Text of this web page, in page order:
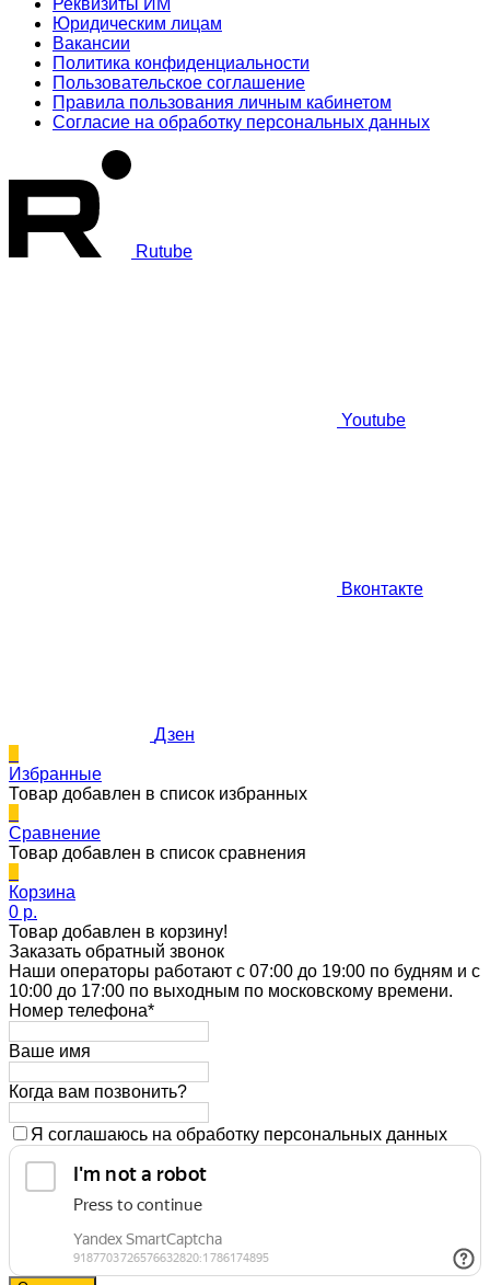
Юридическим лицам
Вакансии
Политика конфиденциальности
Пользовательское соглашение
Правила пользования личным кабинетом
Согласие на обработку персональных данных
Rutube
Youtube
Вконтакте
Дзен
Избранные
Товар добавлен в список избранных
Сравнение
Товар добавлен в список сравнения
Корзина
0 p.
Товар добавлен в корзину!
Заказать обратный звонок
Наши операторы работают с 07:00 до 19:00 по будням и с
10:00 до 17:00 по выходным по московскому времени.
Номер телефона*
Ваше имя
Когда вам позвонить?
Я соглашаюсь на обработку персональных данных